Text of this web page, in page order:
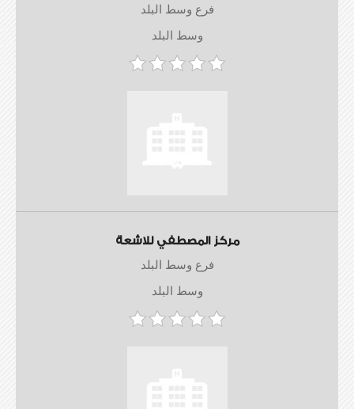
فرع وسط البلد
وسط البلد
مركز المصطفي للاشعة
فرع وسط البلد
وسط البلد